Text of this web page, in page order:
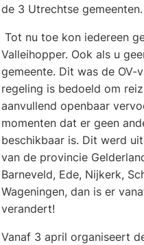
de 3 Utrechtse gemeenten.
Tot nu toe kon iedereen
Valleihopper. Ook als u
gemeente. Dit was de OV-
regeling is bedoeld om
aanvullend openbaar
momenten dat er geen
beschikbaar is. Dit werd
van de provincie
Barneveld, Ede, Nijkerk,
Wageningen, dan is er
verandert!
Vanaf 3 april organiseert